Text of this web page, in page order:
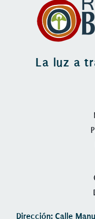
La luz a
Dirección: Calle